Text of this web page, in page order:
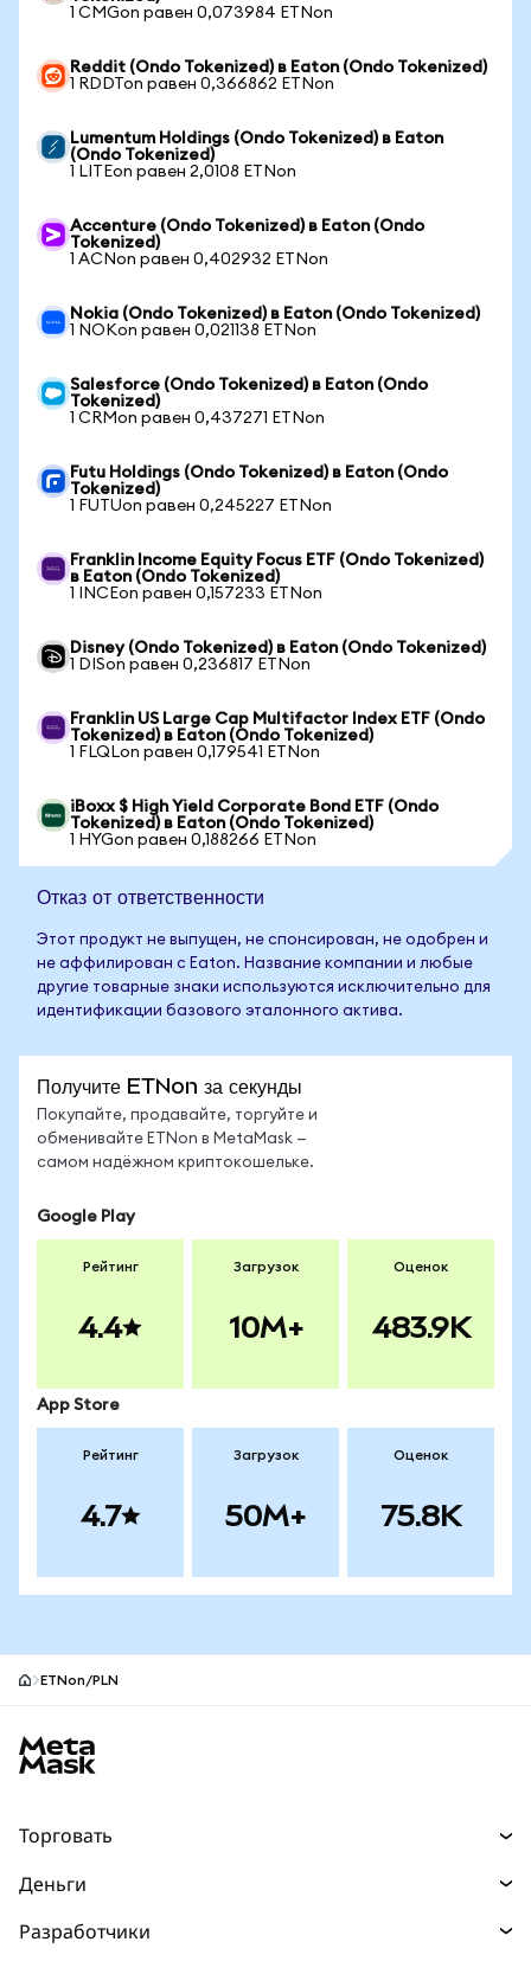
1 CMGon равен 0,073984 ETNon
Reddit (Ondo Tokenized) в Eaton (Ondo Tokenized)
1 RDDTon равен 0,366862 ETNon
Lumentum Holdings (Ondo Tokenized) в Eaton
(Ondo Tokenized)
1 LITEon равен 2,0108 ETNon
Accenture (Ondo Tokenized) в Eaton (Ondo
Tokenized)
1 ACNon равен 0,402932 ETNon
Nokia (Ondo Tokenized) в Eaton (Ondo Tokenized)
1 NOKon равен 0,021138 ETNon
Salesforce (Ondo Tokenized) в Eaton (Ondo
Tokenized)
1 CRMon равен 0,437271 ETNon
Futu Holdings (Ondo Tokenized) в Eaton (Ondo
Tokenized)
1 FUTUon равен 0,245227 ETNon
Franklin Income Equity Focus ETF (Ondo Tokenized)
в Eaton (Ondo Tokenized)
1 INCEon равен 0,157233 ETNon
Disney (Ondo Tokenized) в Eaton (Ondo Tokenized)
1 DISon равен 0,236817 ETNon
Franklin US Large Cap Multifactor Index ETF (Ondo
Tokenized) в Eaton (Ondo Tokenized)
1 FLQLon равен 0,179541 ETNon
iBoxx $ High Yield Corporate Bond ETF (Ondo
Tokenized) в Eaton (Ondo Tokenized)
1 HYGon равен 0,188266 ETNon
Отказ от ответственности
Этот продукт не выпущен, не спонсирован, не одобрен и
не аффилирован с Eaton. Название компании и любые
другие товарные знаки используются исключительно для
идентификации базового эталонного актива.
Получите ETNon за секунды
Покупайте, продавайте, торгуйте и
обменивайте ETNon в MetaMask —
самом надёжном криптокошельке.
Google Play
Рейтинг
4.4
Загрузок
10M+
Оценок
483.9K
App Store
Рейтинг
4.7
Загрузок
50M+
Оценок
75.8K
ETNon/PLN
Торговать
Прогнозы
Деньги
Разработчики